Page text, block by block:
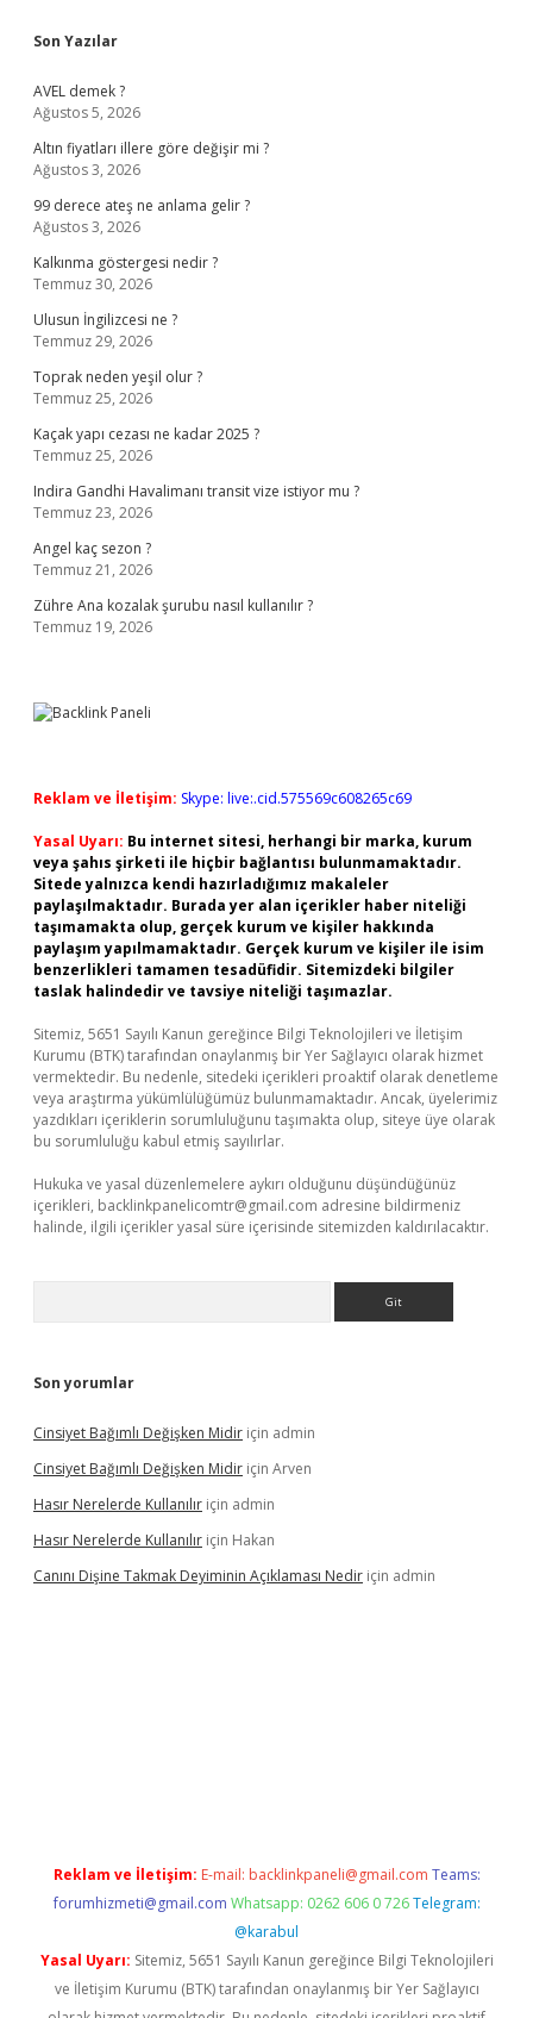
Sidebar
Son Yazılar
AVEL demek ?
Ağustos 5, 2026
Altın fiyatları illere göre değişir mi ?
Ağustos 3, 2026
99 derece ateş ne anlama gelir ?
Ağustos 3, 2026
Kalkınma göstergesi nedir ?
Temmuz 30, 2026
Ulusun İngilizcesi ne ?
Temmuz 29, 2026
Toprak neden yeşil olur ?
Temmuz 25, 2026
Kaçak yapı cezası ne kadar 2025 ?
Temmuz 25, 2026
Indira Gandhi Havalimanı transit vize istiyor mu ?
Temmuz 23, 2026
Angel kaç sezon ?
Temmuz 21, 2026
Zühre Ana kozalak şurubu nasıl kullanılır ?
Temmuz 19, 2026
Reklam ve İletişim: Skype: live:.cid.575569c608265c69
Yasal Uyarı: Bu internet sitesi, herhangi bir marka, kurum
veya şahıs şirketi ile hiçbir bağlantısı bulunmamaktadır.
Sitede yalnızca kendi hazırladığımız makaleler
paylaşılmaktadır. Burada yer alan içerikler haber niteliği
taşımamakta olup, gerçek kurum ve kişiler hakkında
paylaşım yapılmamaktadır. Gerçek kurum ve kişiler ile isim
benzerlikleri tamamen tesadüfidir. Sitemizdeki bilgiler
taslak halindedir ve tavsiye niteliği taşımazlar.
Sitemiz, 5651 Sayılı Kanun gereğince Bilgi Teknolojileri ve İletişim
Kurumu (BTK) tarafından onaylanmış bir Yer Sağlayıcı olarak hizmet
vermektedir. Bu nedenle, sitedeki içerikleri proaktif olarak denetleme
veya araştırma yükümlülüğümüz bulunmamaktadır. Ancak, üyelerimiz
yazdıkları içeriklerin sorumluluğunu taşımakta olup, siteye üye olarak
bu sorumluluğu kabul etmiş sayılırlar.
Hukuka ve yasal düzenlemelere aykırı olduğunu düşündüğünüz
içerikleri, backlinkpanelicomtr@gmail.com adresine bildirmeniz
halinde, ilgili içerikler yasal süre içerisinde sitemizden kaldırılacaktır.
Son yorumlar
Cinsiyet Bağımlı Değişken Midir için admin
Cinsiyet Bağımlı Değişken Midir için Arven
Hasır Nerelerde Kullanılır için admin
Hasır Nerelerde Kullanılır için Hakan
Canını Dişine Takmak Deyiminin Açıklaması Nedir için admin
Reklam ve İletişim: E-mail: backlinkpaneli@gmail.com Teams:
forumhizmeti@gmail.com Whatsapp: 0262 606 0 726 Telegram:
@karabul
Yasal Uyarı: Sitemiz, 5651 Sayılı Kanun gereğince Bilgi Teknolojileri
ve İletişim Kurumu (BTK) tarafından onaylanmış bir Yer Sağlayıcı